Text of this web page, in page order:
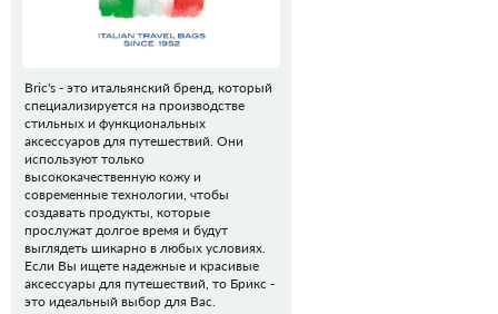
Bric's - это итальянский бренд, который
специализируется на производстве
стильных и функциональных
аксессуаров для путешествий. Они
используют только
высококачественную кожу и
современные технологии, чтобы
создавать продукты, которые
прослужат долгое время и будут
выглядеть шикарно в любых условиях.
Если Вы ищете надежные и красивые
аксессуары для путешествий, то Брикс -
это идеальный выбор для Вас.